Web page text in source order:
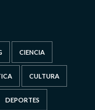
CIENCIA
CULTURA
DEPORTES